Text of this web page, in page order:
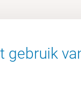
het interview ' De
gebruik